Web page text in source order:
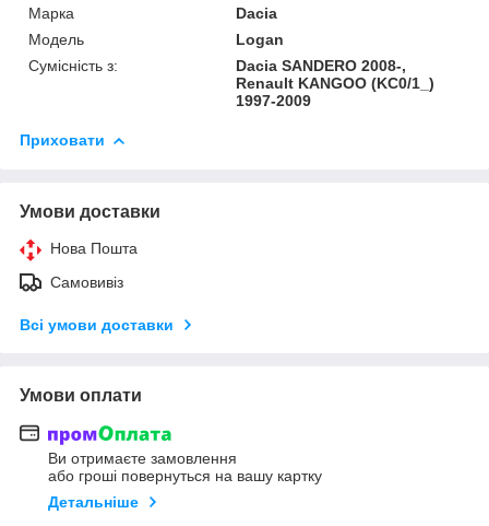
Марка
Dacia
Модель
Logan
Сумісність з:
Dacia SANDERO 2008-,
Renault KANGOO (KC0/1_)
1997-2009
Приховати
Умови доставки
Нова Пошта
Самовивіз
Всі умови доставки
Умови оплати
Ви отримаєте замовлення
або гроші повернуться на вашу картку
Детальніше